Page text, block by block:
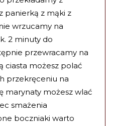
panierką z mąki z
wrzucamy na
2 minuty do
przewracamy na
ciasta możesz polać
przekręceniu na
marynaty możesz wlać
smażenia
boczniaki warto